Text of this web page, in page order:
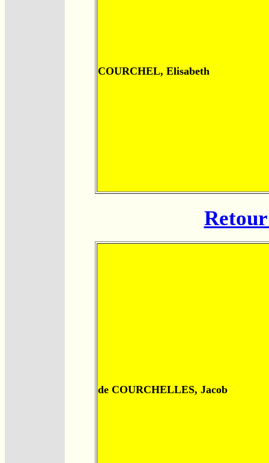
COURCHEL, Elisabeth
de COURCHELLES, Jacob